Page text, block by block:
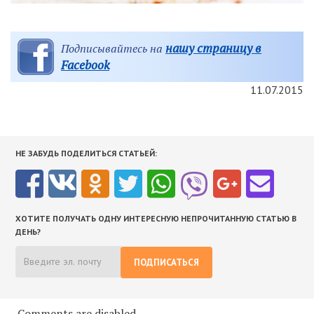
Подписывайтесь на нашу страницу в
Facebook
11.07.2015
НЕ ЗАБУДЬ ПОДЕЛИТЬСЯ СТАТЬЕЙ:
ХОТИТЕ ПОЛУЧАТЬ ОДНУ ИНТЕРЕСНУЮ НЕПРОЧИТАННУЮ СТАТЬЮ В
ДЕНЬ?
ПОДПИСАТЬСЯ